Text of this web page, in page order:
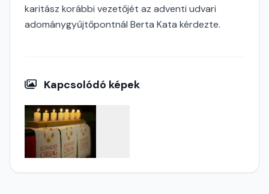
karitász korábbi vezetőjét az adventi udvari
adománygyűjtőpontnál Berta Kata kérdezte.
Kapcsolódó képek